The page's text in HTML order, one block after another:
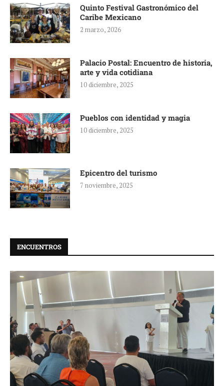
Quinto Festival Gastronómico del
Caribe Mexicano
2 marzo, 2026
Palacio Postal: Encuentro de historia,
arte y vida cotidiana
10 diciembre, 2025
Pueblos con identidad y magia
10 diciembre, 2025
Epicentro del turismo
7 noviembre, 2025
ENCUENTROS